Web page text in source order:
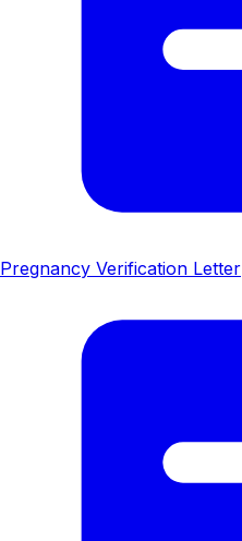
Pregnancy Verification Letter